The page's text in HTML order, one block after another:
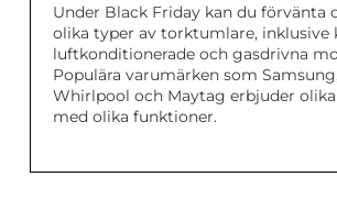
Under Black Friday kan du förvänta
olika typer av torktumlare, inklusive
luftkonditionerade och gasdrivna
Populära varumärken som
Whirlpool och Maytag erbjuder
med olika funktioner.